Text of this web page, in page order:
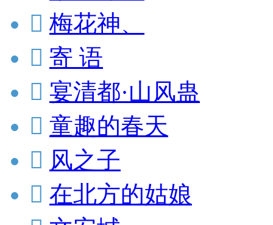
 梅花神、
 寄 语
 宴清都·山风蛊
 童趣的春天
 风之子
 在北方的姑娘